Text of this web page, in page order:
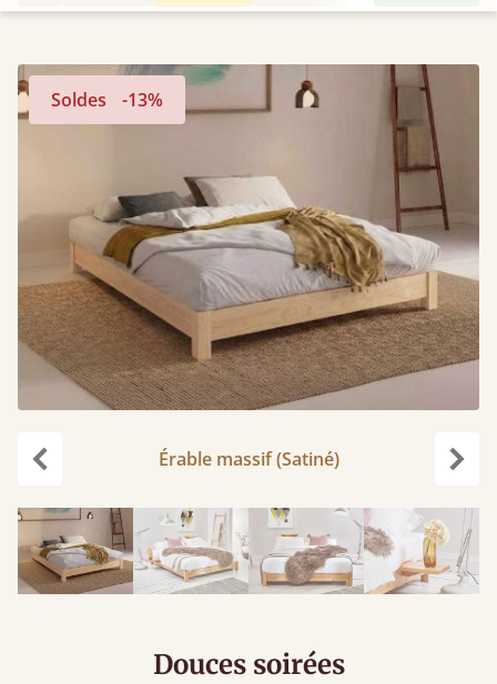
Soldes -13%
Érable massif (Satiné)
Douces soirées